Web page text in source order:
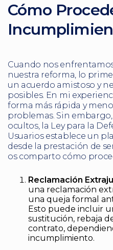
Cómo
Cuando nos
nuestra reforma, lo
un acuerdo amistoso y
posibles. En mi
forma más rápida y
problemas. Sin
ocultos, la Ley para la
Usuarios establece un
desde la prestación de
os comparto cómo
Reclamación
una reclamación
una queja formal
Esto puede incluir
sustitución, rebaja
contrato,
incumplimiento.